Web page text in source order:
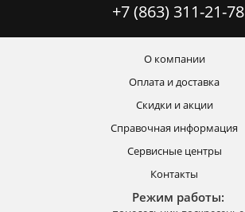
+7 (863) 311-21-78
О компании
Оплата и доставка
Скидки и акции
Справочная информация
Сервисные центры
Контакты
Режим работы: